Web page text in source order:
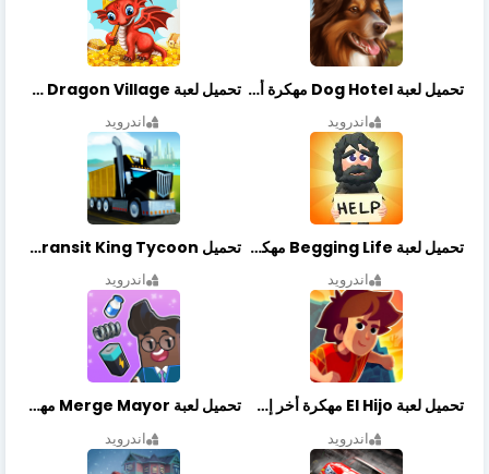
تحميل لعبة Dog Hotel مهكرة أخر إصدار
اندرويد
تحميل لعبة Dragon Village مهكرة أخر إصدار
اندرويد
تحميل لعبة Begging Life مهكرة أخر إصدار
اندرويد
تحميل Transit King Tycoon مهكرة أخر إصدار
اندرويد
تحميل لعبة El Hijo مهكرة أخر إصدار
اندرويد
تحميل لعبة Merge Mayor مهكرة أخر إصدار
اندرويد